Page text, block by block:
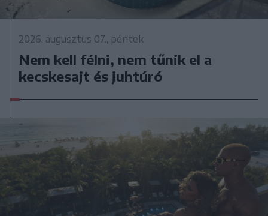
2026. augusztus 07., péntek
Nem kell félni, nem tűnik el a
kecskesajt és juhtúró